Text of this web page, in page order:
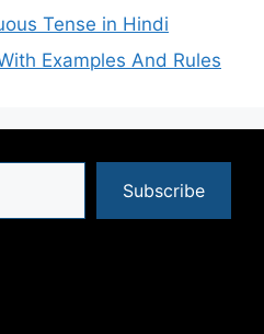
Tense in Hindi
Examples And Rules
Subscribe